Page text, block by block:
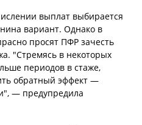
выплат выбирается
вариант. Однако в
просят ПФР зачесть
"Стремясь в некоторых
периодов в стаже,
обратный эффект —
— предупредила